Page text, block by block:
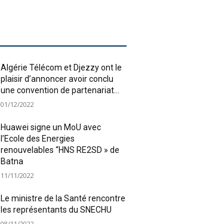
Algérie Télécom et Djezzy ont le
plaisir d’annoncer avoir conclu
une convention de partenariat...
01/12/2022
Huawei signe un MoU avec
l’Ecole des Energies
renouvelables “HNS RE2SD » de
Batna
11/11/2022
Le ministre de la Santé rencontre
les représentants du SNECHU